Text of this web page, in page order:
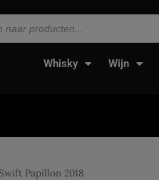
Whisky Wijn
Papillon 2018